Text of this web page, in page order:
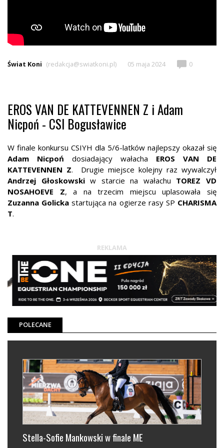
Świat Koni (redakcja@swiatkoni.pl) 05 maja 2024 0
EROS VAN DE KATTEVENNEN Z i Adam
Nicpoń - CSI Bogusławice
W finale konkursu CSIYH dla 5/6-latków najlepszy okazał się
Adam Nicpoń dosiadający wałacha EROS VAN DE
KATTEVENNEN Z. Drugie miejsce kolejny raz wywalczył
Andrzej Głoskowskiw starcie na wałachu TOREZ VD
NOSAHOEVE Z, a na trzecim miejscu uplasowała się
Zuzanna Golicka startująca na ogierze rasy SP CHARISMA
T.
REKLAMA
POLECANE
Trwają zapisy do Sielanka Masters 17-20